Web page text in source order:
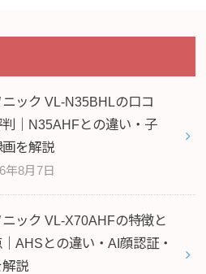
ック VL-N35BHLの口コ
判｜N35AHFとの違い・子
を解説
年8月7日
ック VL-X70AHFの特徴と
AHSとの違い・AI顔認証・
説